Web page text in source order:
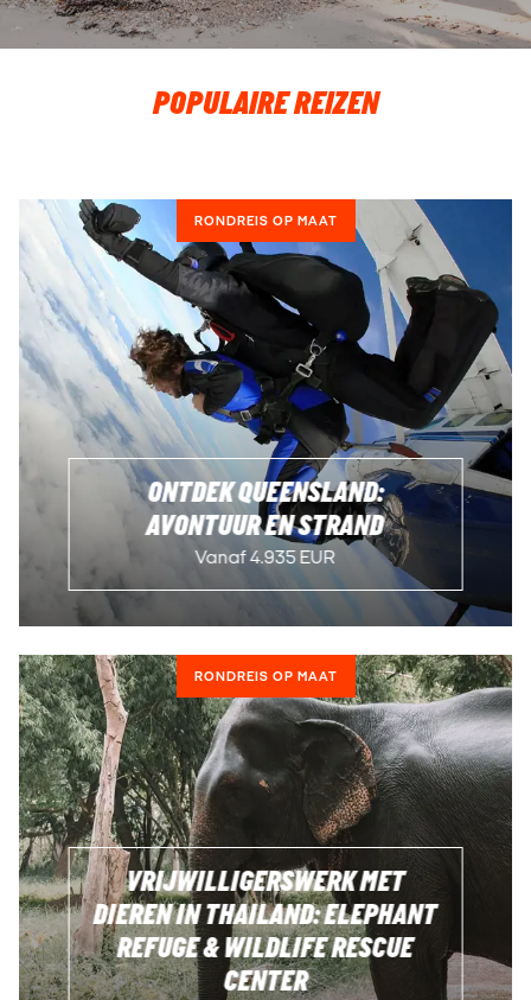
POPULAIRE REIZEN
RONDREIS OP MAAT
ONTDEK QUEENSLAND:
AVONTUUR EN STRAND
Vanaf 4.935 EUR
RONDREIS OP MAAT
VRIJWILLIGERSWERK MET
DIEREN IN THAILAND: ELEPHANT
REFUGE & WILDLIFE RESCUE
CENTER